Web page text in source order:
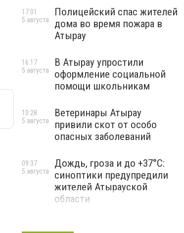
Полицейский спас жителей
дома во время пожара в
Атырау
17:01
5 августа
В Атырау упростили
оформление социальной
помощи школьникам
16:17
5 августа
Ветеринары Атырау
привили скот от особо
опасных заболеваний
10:28
5 августа
Дождь, гроза и до +37°C:
синоптики предупредили
жителей Атырауской
области
09:37
5 августа